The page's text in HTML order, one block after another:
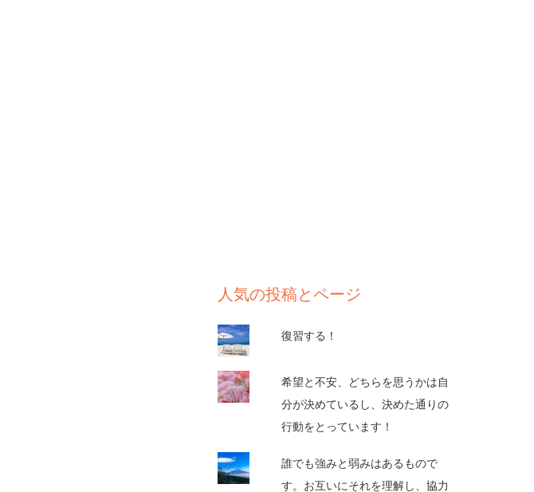
人気の投稿とページ
復習する！
希望と不安、どちらを思うかは自
分が決めているし、決めた通りの
行動をとっています！
誰でも強みと弱みはあるもので
す。お互いにそれを理解し、協力